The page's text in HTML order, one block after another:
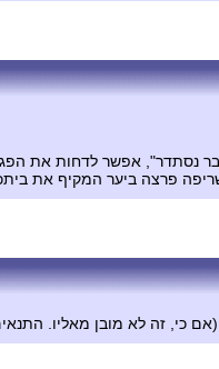
פרצה ביער המקיף את
כי, זה לא מובן מאליו.